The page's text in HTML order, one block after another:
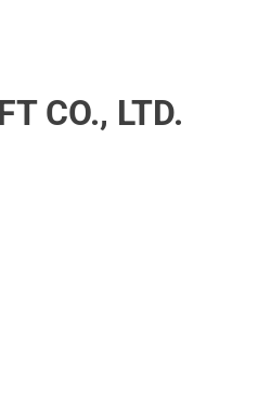
CO., LTD.